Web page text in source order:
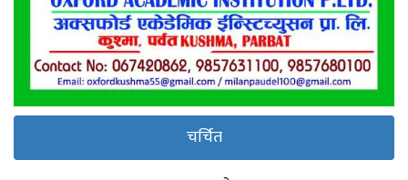
चर्चित